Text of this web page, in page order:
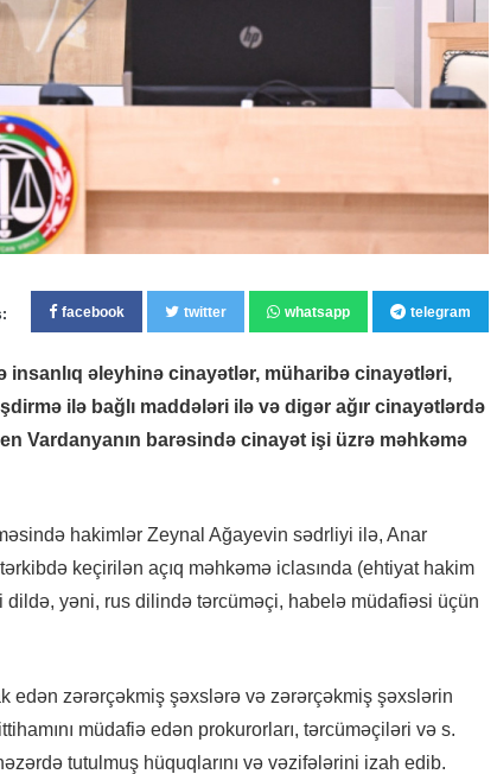
facebook twitter whatsapp telegram
insanlıq əleyhinə cinayətlər, müharibə cinayətləri,
ilə bağlı maddələri ilə və digər ağır cinayətlərdə
Vardanyanın barəsində cinayət işi üzrə məhkəmə
hakimlər Zeynal Ağayevin sədrliyi ilə, Anar
keçirilən açıq məhkəmə iclasında (ehtiyat hakim
yəni, rus dilində tərcüməçi, habelə müdafiəsi üçün
edən zərərçəkmiş şəxslərə və zərərçəkmiş şəxslərin
müdafiə edən prokurorları, tərcüməçiləri və s.
tutulmuş hüquqlarını və vəzifələrini izah edib.